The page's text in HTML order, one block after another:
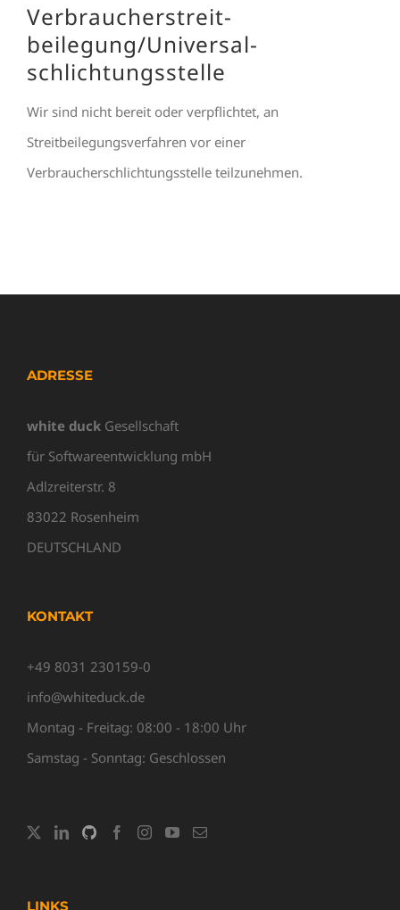
Verbraucher­streit­
beilegung/Universal­
schlichtungs­stelle
Wir sind nicht bereit oder verpflichtet, an
Streitbeilegungsverfahren vor einer
Verbraucherschlichtungsstelle teilzunehmen.
ADRESSE
white duck Gesellschaft
für Softwareentwicklung mbH
Adlzreiterstr. 8
83022 Rosenheim
DEUTSCHLAND
KONTAKT
+49 8031 230159-0
info@whiteduck.de
Montag - Freitag: 08:00 - 18:00 Uhr
Samstag - Sonntag: Geschlossen
LINKS